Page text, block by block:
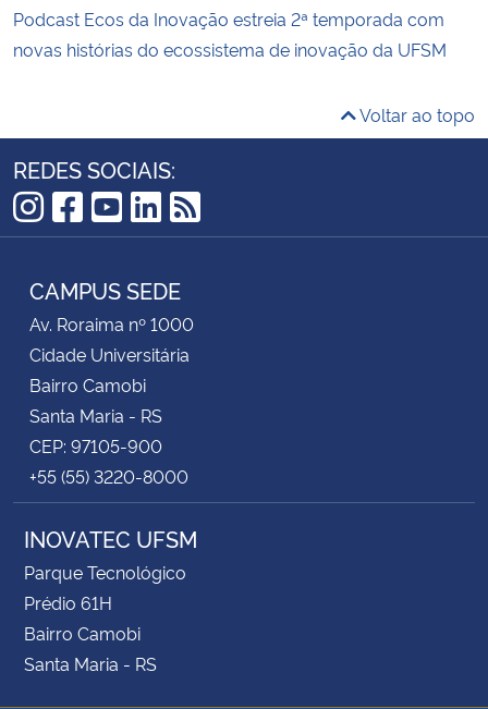
Podcast Ecos da Inovação estreia 2ª temporada com
novas histórias do ecossistema de inovação da UFSM
Voltar ao topo
REDES SOCIAIS:
Instagram
Facebook
YouTube
LinkedIn
RSS
CAMPUS SEDE
Av. Roraima nº 1000
Cidade Universitária
Bairro Camobi
Santa Maria - RS
CEP: 97105-900
+55 (55) 3220-8000
INOVATEC UFSM
Parque Tecnológico
Prédio 61H
Bairro Camobi
Santa Maria - RS